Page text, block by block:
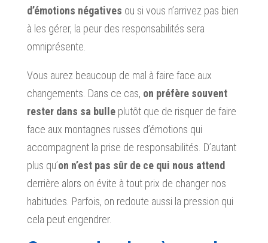
d’émotions négatives ou si vous n’arrivez pas bien
à les gérer, la peur des responsabilités sera
omniprésente.
Vous aurez beaucoup de mal à faire face aux
changements. Dans ce cas, on préfère souvent
rester dans sa bulleplutôt que de risquer de faire
face aux montagnes russes d’émotions qui
accompagnent la prise de responsabilités. D’autant
plus qu’on n’est pas sûr de ce qui nous attend
derrière alors on évite à tout prix de changer nos
habitudes. Parfois, on redoute aussi la pression qui
cela peut engendrer.